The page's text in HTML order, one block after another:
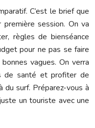
C’est le brief que
session. On va
règles de bienséance
pour ne pas se faire
vagues. On verra
de santé et profiter de
du surf. Préparez-vous à
un touriste avec une